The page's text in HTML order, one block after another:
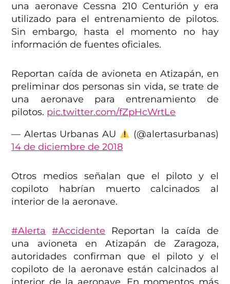
una aeronave Cessna 210 Centurión y era
utilizado para el entrenamiento de pilotos.
Sin embargo, hasta el momento no hay
información de fuentes oficiales.
Reportan caída de avioneta en Atizapán, en
preliminar dos personas sin vida, se trate de
una aeronave para entrenamiento de
pilotos. pic.twitter.com/fZpHcWrtLe
— Alertas Urbanas AU
(@alertasurbanas)
14 de diciembre de 2018
Otros medios señalan que el piloto y el
copiloto habrían muerto calcinados al
interior de la aeronave.
#Alerta #Accidente Reportan la caída de
una avioneta en Atizapán de Zaragoza,
autoridades confirman que el piloto y el
copiloto de la aeronave están calcinados al